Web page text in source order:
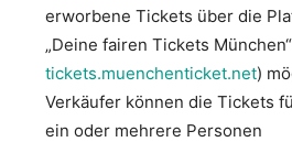
erworbene Tickets über die
„Deine fairen Tickets
tickets.muenchenticket.net)
Verkäufer können die Tickets
ein oder mehrere Personen